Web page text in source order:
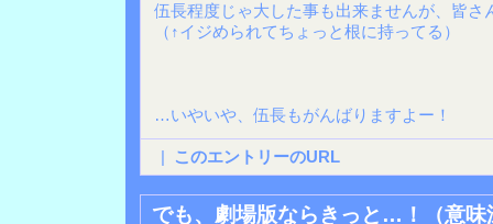
伍長程度じゃ大した事も出来ませんが、皆さ
（↑イジめられてちょっと根に持ってる）
…いやいや、伍長もがんばりますよー！
| このエントリーのURL
でも、劇場版ならきっと…！（意味